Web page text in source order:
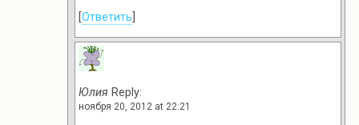
Ответить
Юлия Reply:
ноября 20, 2012 at 22:21